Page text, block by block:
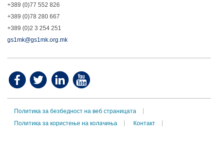
+389 (0)77 552 826
+389 (0)78 280 667
+389 (0)2 3 254 251
gs1mk@gs1mk.org.mk
Политика за безбедност на веб страницата
Политика за користење на колачиња
Контакт